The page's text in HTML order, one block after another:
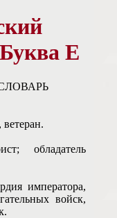
E
ветеран.
обладатель
императора,
войск,